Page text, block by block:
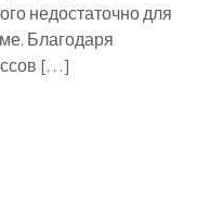
недостаточно для
Благодаря
[…]